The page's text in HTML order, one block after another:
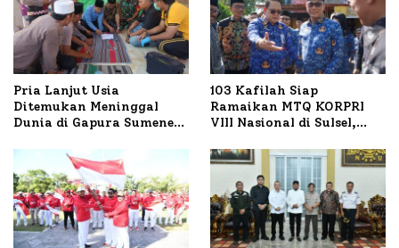
Pria Lanjut Usia
Ditemukan Meninggal
Dunia di Gapura Sumenep,
103 Kafilah Siap
Ramaikan MTQ KORPRI
VIII Nasional di Sulsel,